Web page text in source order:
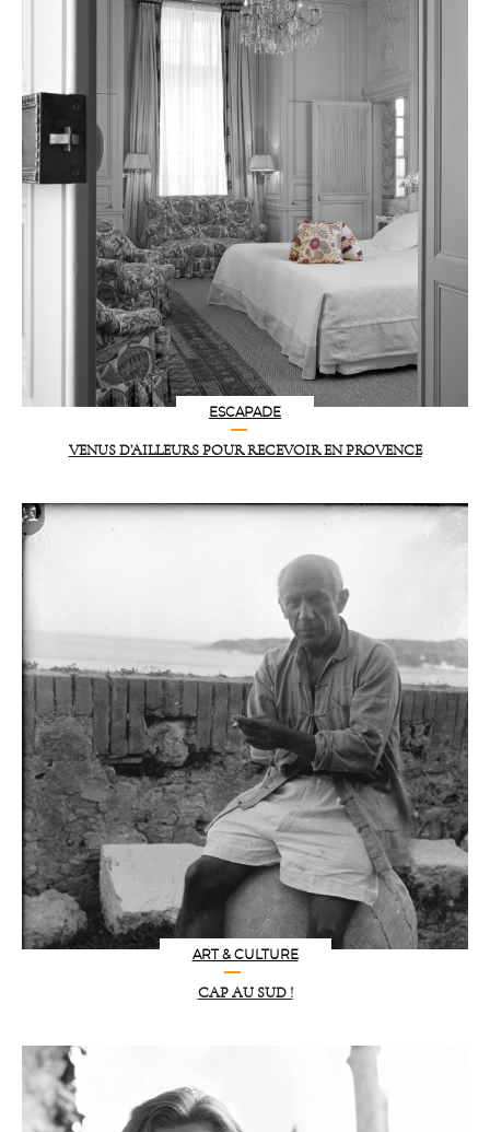
ESCAPADE
VENUS D’AILLEURS POUR RECEVOIR EN PROVENCE
ART & CULTURE
CAP AU SUD !